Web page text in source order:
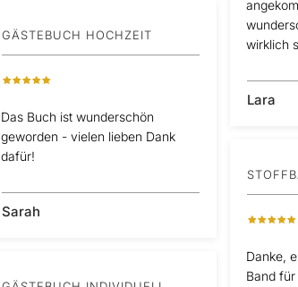
wirklich
Lara
GÄSTEBUCH HOCHZEIT
Das Buch ist wunderschön
geworden - vielen lieben Dank
dafür!
Sarah
Danke,
Band